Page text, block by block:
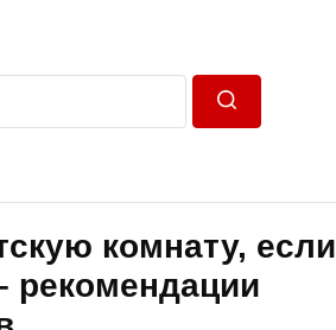
комнату, если
рекомендации